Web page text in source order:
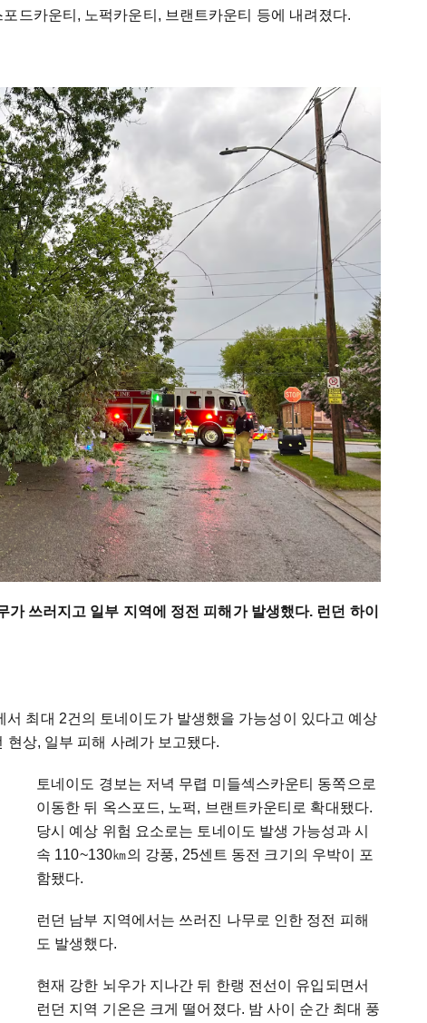
드카운티, 노퍽카운티, 브랜트카운티 등에 내려졌다.
쓰러지고 일부 지역에 정전 피해가 발생했다. 런던 하이
최대 2건의 토네이도가 발생했을 가능성이 있다고 예상
상, 일부 피해 사례가 보고됐다.
토네이도 경보는 저녁 무렵 미들섹스카운티 동쪽으로
이동한 뒤 옥스포드, 노퍽, 브랜트카운티로 확대됐다.
당시 예상 위험 요소로는 토네이도 발생 가능성과 시
속 110~130㎞의 강풍, 25센트 동전 크기의 우박이 포
함됐다.
런던 남부 지역에서는 쓰러진 나무로 인한 정전 피해
도 발생했다.
현재 강한 뇌우가 지나간 뒤 한랭 전선이 유입되면서
런던 지역 기온은 크게 떨어졌다. 밤 사이 순간 최대 풍